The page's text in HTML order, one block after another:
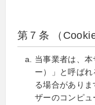
第７条 （
当事業者は、
ー）」と呼ば
る場合があり
ザーのコンピュ